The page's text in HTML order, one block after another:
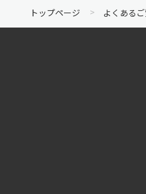
トップページ よくある